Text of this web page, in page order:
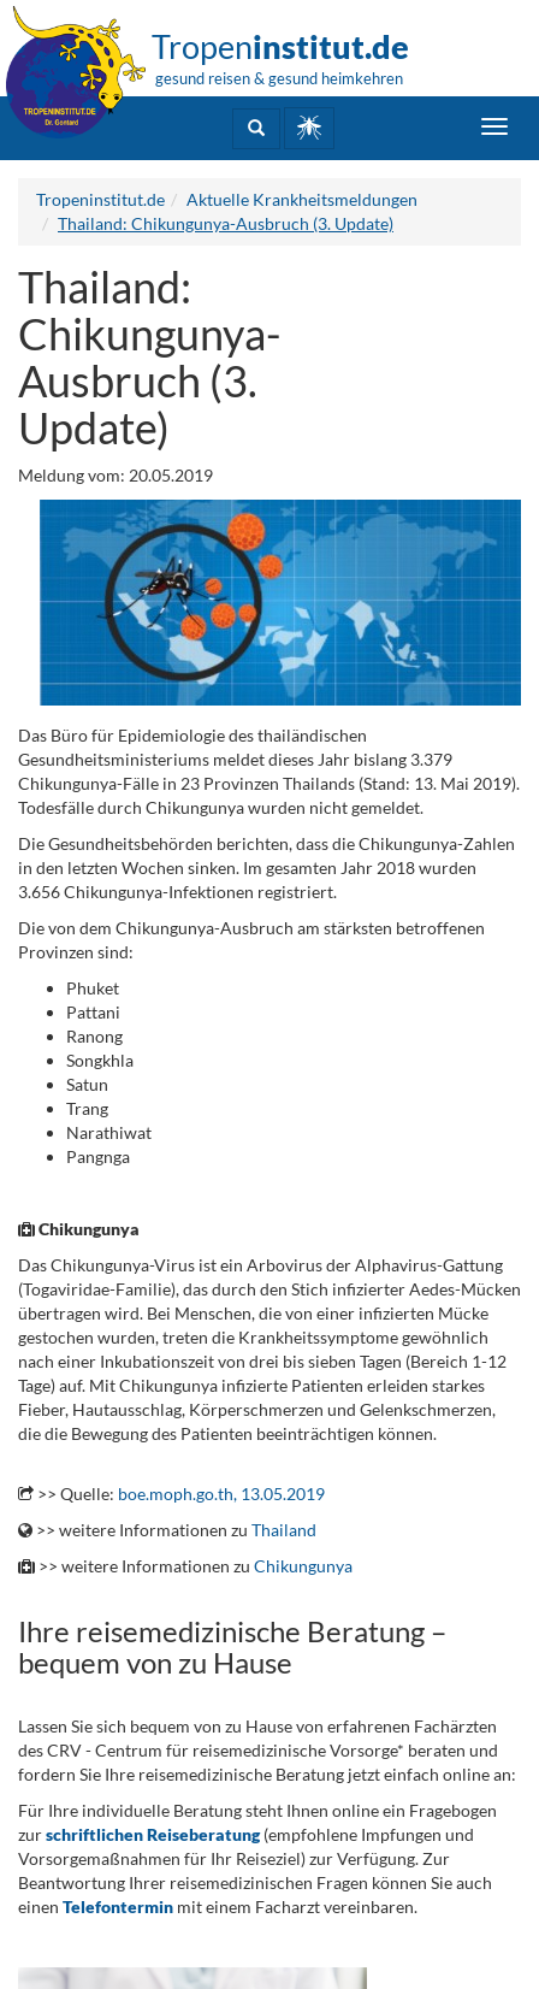
Tropeninstitut.de
gesund reisen & gesund heimkehren
Tropeninstitut.de
Aktuelle Krankheitsmeldungen
Thailand: Chikungunya-Ausbruch (3. Update)
Thailand:
Chikungunya-
Ausbruch (3.
Update)
Meldung vom: 20.05.2019
Das Büro für Epidemiologie des thailändischen
Gesundheitsministeriums meldet dieses Jahr bislang 3.379
Chikungunya-Fälle in 23 Provinzen Thailands (Stand: 13. Mai 2019).
Todesfälle durch Chikungunya wurden nicht gemeldet.
Die Gesundheitsbehörden berichten, dass die Chikungunya-Zahlen
in den letzten Wochen sinken. Im gesamten Jahr 2018 wurden
3.656 Chikungunya-Infektionen registriert.
Die von dem Chikungunya-Ausbruch am stärksten betroffenen
Provinzen sind:
Phuket
Pattani
Ranong
Songkhla
Satun
Trang
Narathiwat
Pangnga
Chikungunya
Das Chikungunya-Virus ist ein Arbovirus der Alphavirus-Gattung
(Togaviridae-Familie), das durch den Stich infizierter Aedes-Mücken
übertragen wird. Bei Menschen, die von einer infizierten Mücke
gestochen wurden, treten die Krankheitssymptome gewöhnlich
nach einer Inkubationszeit von drei bis sieben Tagen (Bereich 1-12
Tage) auf. Mit Chikungunya infizierte Patienten erleiden starkes
Fieber, Hautausschlag, Körperschmerzen und Gelenkschmerzen,
die die Bewegung des Patienten beeinträchtigen können.
>> Quelle: boe.moph.go.th, 13.05.2019
>> weitere Informationen zu Thailand
>> weitere Informationen zu Chikungunya
Ihre reisemedizinische Beratung –
bequem von zu Hause
Lassen Sie sich bequem von zu Hause von erfahrenen Fachärzten
des CRV - Centrum für reisemedizinische Vorsorge* beraten und
fordern Sie Ihre reisemedizinische Beratung jetzt einfach online an:
Für Ihre individuelle Beratung steht Ihnen online ein Fragebogen
zurschriftlichen Reiseberatung(empfohlene Impfungen und
Vorsorgemaßnahmen für Ihr Reiseziel) zur Verfügung. Zur
Beantwortung Ihrer reisemedizinischen Fragen können Sie auch
einen Telefontermin mit einem Facharzt vereinbaren.